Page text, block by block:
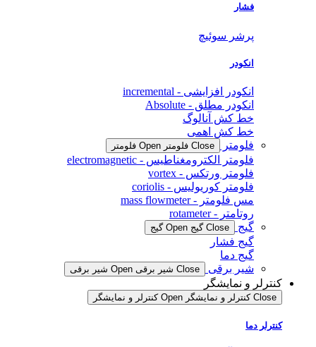
فشار
پرشر سوئیچ
انکودر
انکودر افزایشی - incremental
انکودر مطلق - Absolute
خط کش آنالوگ
خط کش اهمی
فلومتر
Close فلومتر Open فلومتر
فلومتر الکترومغناطیس - electromagnetic
فلومتر ورتکس - vortex
فلومتر کوریولیس - coriolis
مس فلومتر - mass flowmeter
روتامتر - rotameter
گیج
Close گیج Open گیج
گیج فشار
گیج دما
شیر برقی
Close شیر برقی Open شیر برقی
کنترلر و نمایشگر
Close کنترلر و نمایشگر Open کنترلر و نمایشگر
کنترلر دما